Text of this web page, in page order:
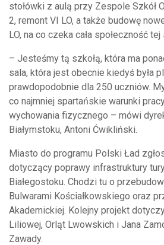
stołówki z aulą przy Zespole Szkół
2, remont VI LO, a także budowę
LO, na co czeka cała społeczność tej
– Jesteśmy tą szkołą, która ma
sala, która jest obecnie kiedyś była
prawdopodobnie dla 250 uczniów.
co najmniej spartańskie warunki
wychowania fizycznego – mówi
Białymstoku, Antoni Ćwikliński.
Miasto do programu Polski Ład
dotyczący poprawy infrastruktury
Białegostoku. Chodzi tu o
Bulwarami Kościałkowskiego oraz
Akademickiej. Kolejny projekt
Liliowej, Orląt Lwowskich i Jana
Zawady.